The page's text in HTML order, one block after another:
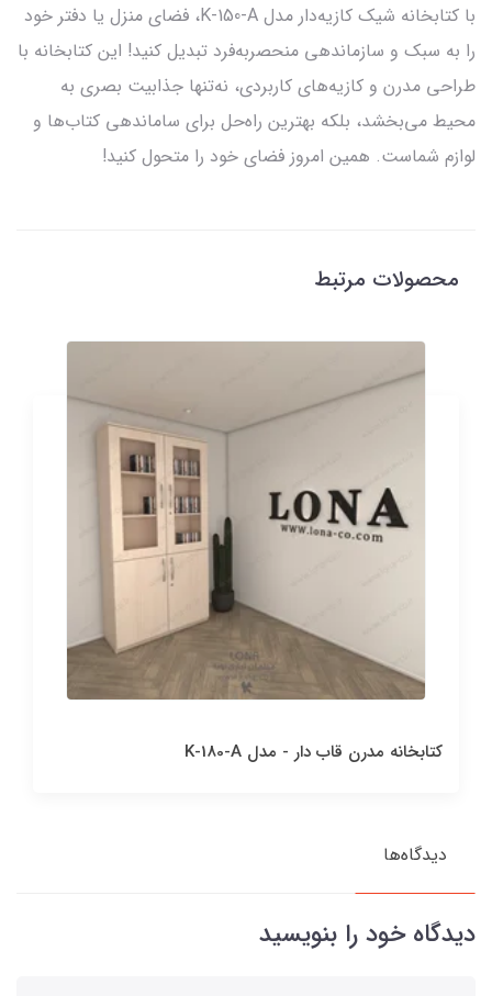
با کتابخانه شیک کازیه‌دار مدل K-150-A، فضای منزل یا دفتر خود
را به سبک و سازماندهی منحصر‌به‌فرد تبدیل کنید! این کتابخانه با
طراحی مدرن و کازیه‌های کاربردی، نه‌تنها جذابیت بصری به
محیط می‌بخشد، بلکه بهترین راه‌حل برای ساماندهی کتاب‌ها و
لوازم شماست. همین امروز فضای خود را متحول کنید!
محصولات مرتبط
کتابخانه مدرن قاب دار - مدل K-180-A
دیدگاه‌ها
دیدگاه خود را بنویسید